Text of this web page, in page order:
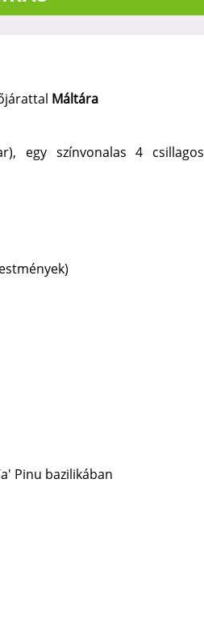
Máltára
egy színvonalas 4 csillagos
Pinu bazilikában